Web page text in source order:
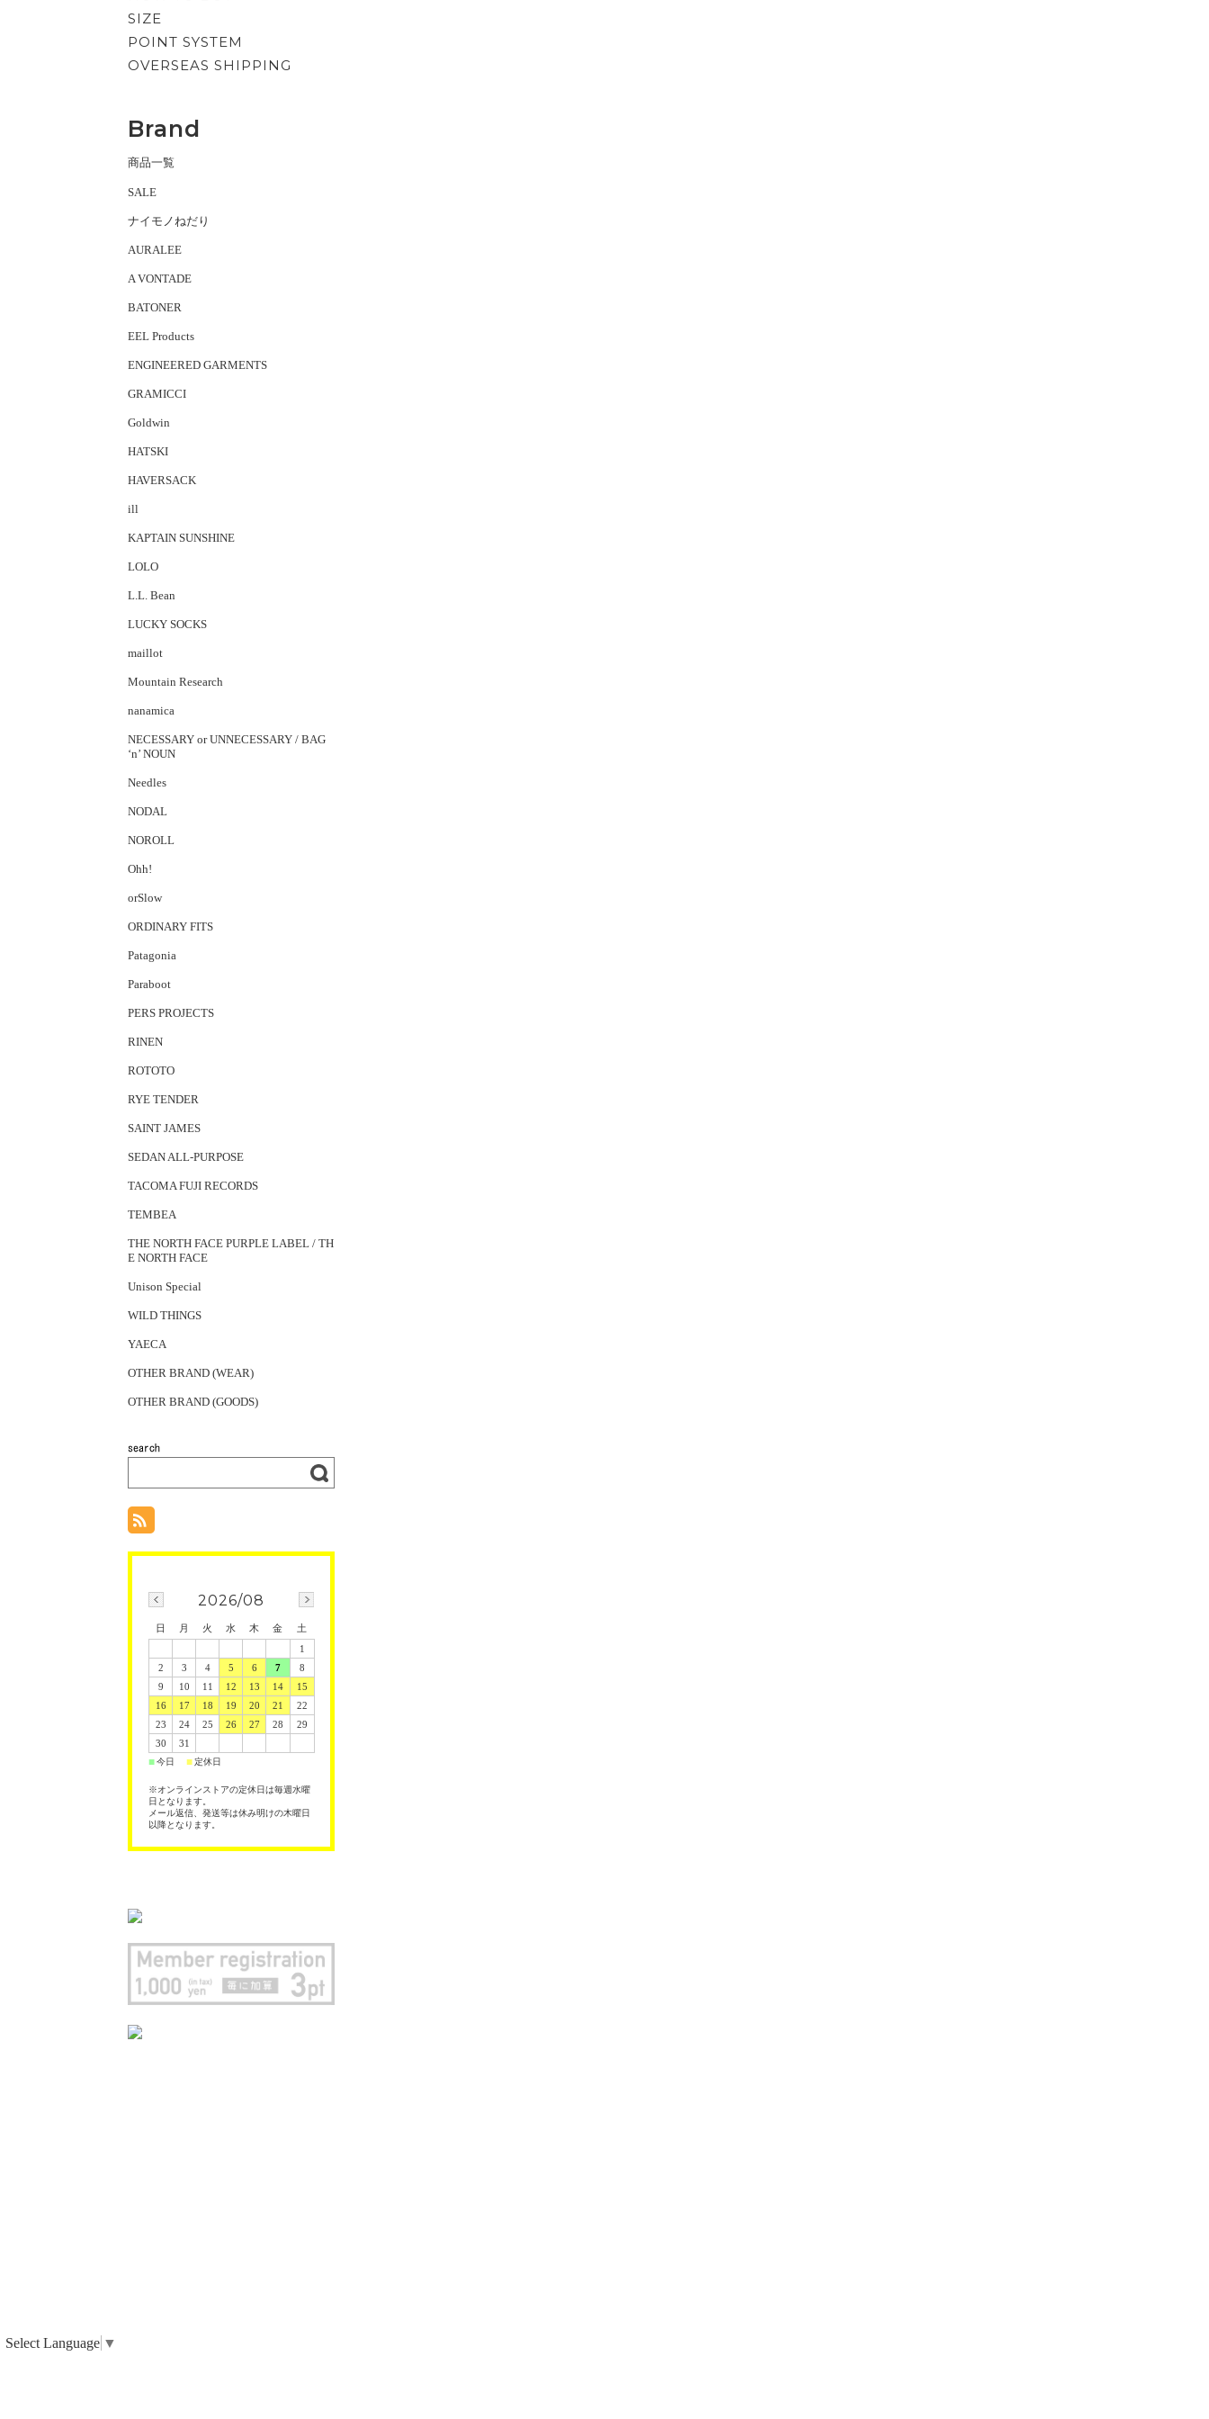
SIZE
POINT SYSTEM
OVERSEAS SHIPPING
Brand
商品一覧
SALE
ナイモノねだり
AURALEE
A VONTADE
BATONER
EEL Products
ENGINEERED GARMENTS
GRAMICCI
Goldwin
HATSKI
HAVERSACK
ill
KAPTAIN SUNSHINE
LOLO
L.L. Bean
LUCKY SOCKS
maillot
Mountain Research
nanamica
NECESSARY or UNNECESSARY / BAG
‘n’ NOUN
Needles
NODAL
NOROLL
Ohh!
orSlow
ORDINARY FITS
Patagonia
Paraboot
PERS PROJECTS
RINEN
ROTOTO
RYE TENDER
SAINT JAMES
SEDAN ALL-PURPOSE
TACOMA FUJI RECORDS
TEMBEA
THE NORTH FACE PURPLE LABEL / TH
E NORTH FACE
Unison Special
WILD THINGS
YAECA
OTHER BRAND (WEAR)
OTHER BRAND (GOODS)
2026/08
日 月 火 水 木 金
土
1
2
3 4 5 6 7
8
9
10 11 12 13 14
15
16
17 18 19 20 21
22
23
24 25 26 27 28
29
30
31
■今日 ■定休日
※オンラインストアの定休日は毎週水曜
日となります。
メール返信、発送等は休み明けの木曜日
以降となります。
Select Language ▼